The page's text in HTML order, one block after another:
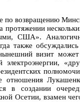
по возвращению
США».
также
визит
в создании
Осетии, взамен